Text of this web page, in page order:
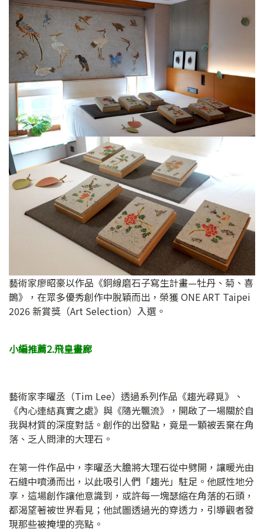
藝術家廖昭豪以作品《銅線磨石子寫生計畫—牡丹、菊、喜
鵲》，在眾多優秀創作中脫穎而出，榮獲 ONE ART Taipei
2026 新賞獎（Art Selection）入選。
小編推薦2.飛皇畫廊
藝術家李曜丞（Tim Lee）透過系列作品《趨光尋覓》、
《內心連結真實之處》與《隨光飄流》，開啟了一場關於自
我與材質的深度對話。創作的出發點，竟是一顆被丟棄在角
落、乏人問津的大理石。
在第一件作品中，李曜丞大膽將大理石從中劈開，讓暖光由
石縫中噴湧而出，以此吸引人們「趨光」駐足。他感性地分
享，這場創作讓他意識到，或許每一塊瑟縮在角落的石頭，
都渴望著被世界看見；他試圖透過光的穿透力，引導觀者發
現那些被掩埋的亮點。